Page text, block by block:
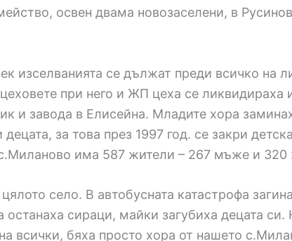
освен двама новозаселени, в
изселванията се дължат преди всичко на
при него и ЖП цеха се ликвидираха
и завода в Елисейна. Младите хора
за това през 1997 год. се закри
има 587 жители – 267 мъже и 320
село. В автобусната катастрофа
сираци, майки загубиха децата си.
всички, бяха просто хора от нашето